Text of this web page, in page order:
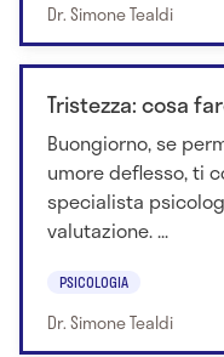
Dr. Simone Tealdi
Tristezza: cosa
Buongiorno, se
umore deflesso, ti
specialista
valutazione. ...
PSICOLOGIA
Dr. Simone Tealdi